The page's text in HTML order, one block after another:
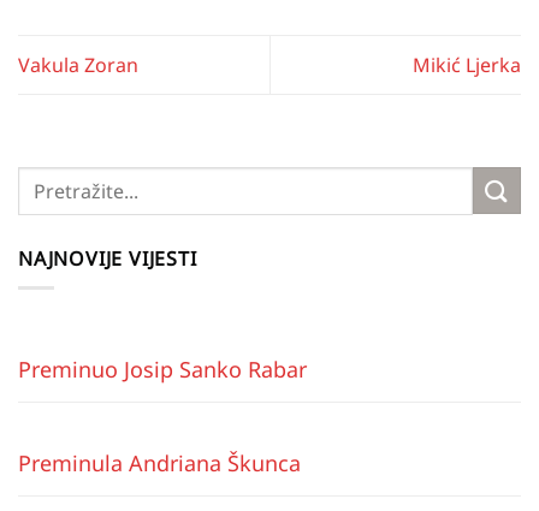
Vakula Zoran Mikić Ljerka
NAJNOVIJE VIJESTI
Preminuo Josip Sanko Rabar
Preminula Andriana Škunca